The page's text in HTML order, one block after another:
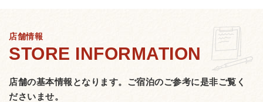
店舗情報
店舗の基本情報となります。 ご宿泊のご参考に是非ご覧く
ださいませ。